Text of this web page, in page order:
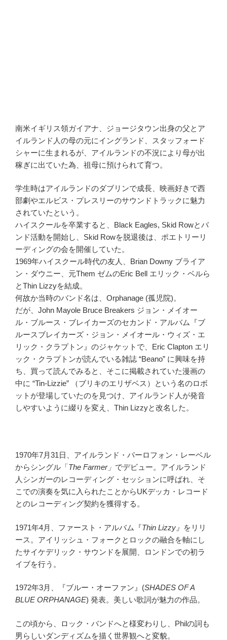
南米イギリス領ガイアナ、ジョージタウン出身の父とア
イルランド人の母の元にイングランド、スタッフォード
シャーに生まれるが、アイルランドの不況により母が出
稼ぎに出ていた為、祖母に預けられて育つ。
学生時はアイルランドのダブリンで成長、映画好きで西
部劇やエルビス・プレスリーのサウンドトラックに魅力
されていたという。
ハイスクールを卒業すると、Black Eagles, Skid Rowとバ
ンド活動を開始し、Skid Rowを脱退後は、ポエトリーリ
ーディングの会を開催していた。
1969年ハイスクール時代の友人、Brian Downy ブライア
ン・ダウニー、元Them ゼムのEric Bell エリック・ベルら
とThin Lizzyを結成。
何故か当時のバンド名は、Orphanage (孤児院)。
だが、John Mayole Bruce Breakers ジョン・メイオー
ル・ブルース・ブレイカーズのセカンド・アルバム『ブ
ルースブレイカーズ・ジョン・メイオール・ウィズ・エ
リック・クラプトン』のジャケットで、Eric Clapton エリ
ック・クラプトンが読んでいる雑誌 “Beano” に興味を持
ち、買って読んでみると、そこに掲載されていた漫画の
中に “Tin-Lizzie” （ブリキのエリザベス）という名のロボ
ットが登場していたのを見つけ、アイルランド人が発音
しやすいように綴りを変え、Thin Lizzyと改名した。
1970年7月31日、アイルランド・パーロフォン・レーベル
からシングル「The Farmer」 でデビュー。アイルランド
人シンガーのレコーディング・セッションに呼ばれ、そ
こでの演奏を気に入られたことからUKデッカ・レコード
とのレコーディング契約を獲得する。
1971年4月、ファースト・アルバム『Thin Lizzy』 をリリ
ース。アイリッシュ・フォークとロックの融合を軸にし
たサイケデリック・サウンドを展開、ロンドンでの初ラ
イブを行う。
1972年3月、『ブルー・オーファン』(SHADES OF A
BLUE ORPHANAGE) 発表。美しい歌詞が魅力の作品。
この頃から、ロック・バンドへと様変わりし、Philの詞も
男らしいダンディズムを描く世界観へと変貌。